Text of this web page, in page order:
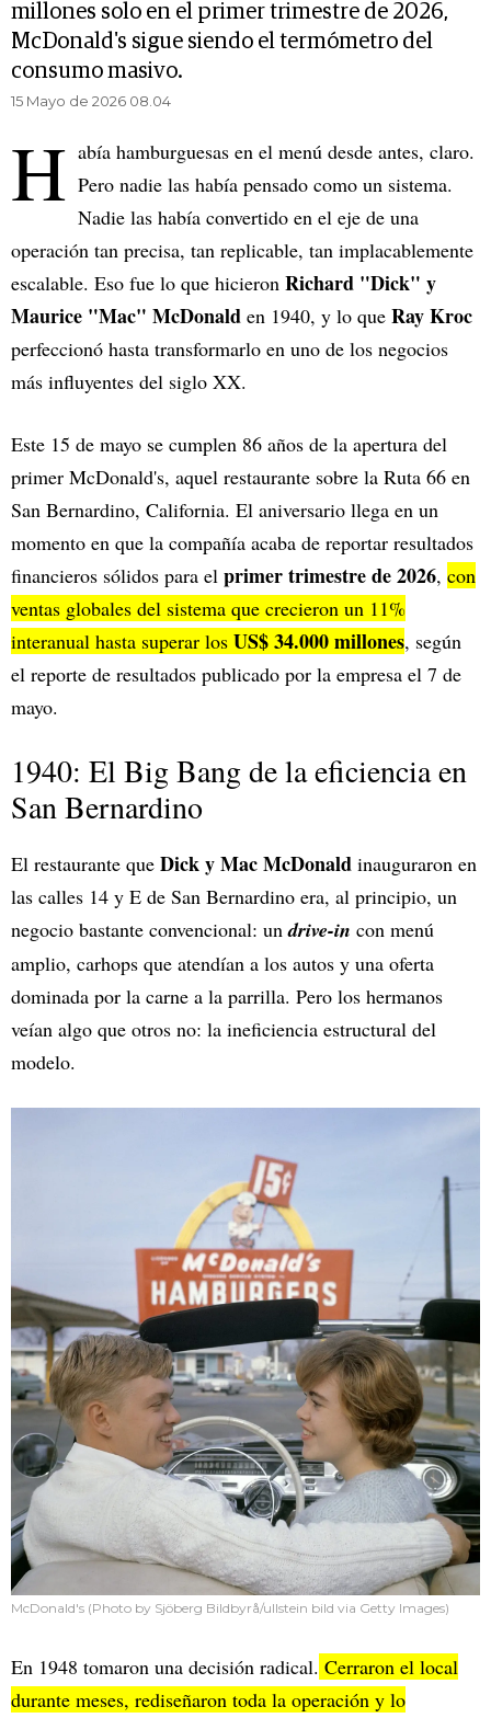
millones solo en el primer trimestre de 2026,
McDonald's sigue siendo el termómetro del
consumo masivo.
15 Mayo de 2026 08.04
H abía hamburguesas en el menú desde antes, claro.
Pero nadie las había pensado como un sistema.
Nadie las había convertido en el eje de una
operación tan precisa, tan replicable, tan implacablemente
escalable. Eso fue lo que hicieron Richard "Dick" y
Maurice "Mac" McDonald en 1940, y lo que Ray Kroc
perfeccionó hasta transformarlo en uno de los negocios
más influyentes del siglo XX.
Este 15 de mayo se cumplen 86 años de la apertura del
primer McDonald's, aquel restaurante sobre la Ruta 66 en
San Bernardino, California. El aniversario llega en un
momento en que la compañía acaba de reportar resultados
financieros sólidos para el primer trimestre de 2026, con
ventas globales del sistema que crecieron un 11%
interanual hasta superar los US$ 34.000 millones, según
el reporte de resultados publicado por la empresa el 7 de
mayo.
1940: El Big Bang de la eficiencia en
San Bernardino
El restaurante que Dick y Mac McDonald inauguraron en
las calles 14 y E de San Bernardino era, al principio, un
negocio bastante convencional: undrive-in con menú
amplio, carhops que atendían a los autos y una oferta
dominada por la carne a la parrilla. Pero los hermanos
veían algo que otros no: la ineficiencia estructural del
modelo.
McDonald's (Photo by Sjöberg Bildbyrå/ullstein bild via Getty Images)
En 1948 tomaron una decisión radical. Cerraron el local
durante meses, rediseñaron toda la operación y lo